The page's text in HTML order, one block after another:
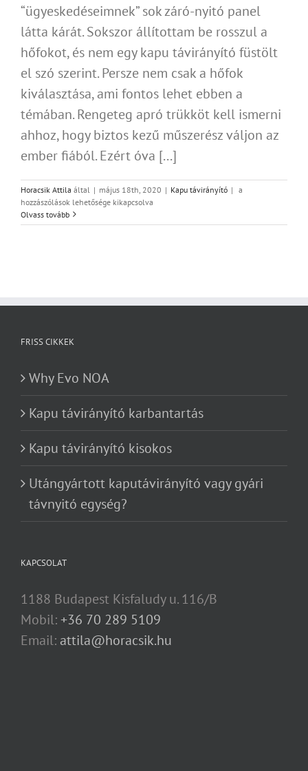
“ügyeskedéseimnek” sok záró-nyitó panel
látta kárát. Sokszor állítottam be rosszul a
hőfokot, és nem egy kapu távirányító füstölt
el szó szerint. Persze nem csak a hőfok
kiválasztása, ami fontos lehet ebben a
témában. Rengeteg apró trükköt kell ismerni
ahhoz, hogy biztos kezű műszerész váljon az
ember fiából. Ezért óva [...]
Horacsik Attila által | május 18th, 2020 | Kapu távirányító | Kapu
alatt
a
hozzászólások lehetősége kikapcsolva
Olvass tovább
FRISS CIKKEK
Why Evo NOA
Kapu távirányító karbantartás
Kapu távirányító kisokos
Utángyártott kaputávirányító vagy gyári
távnyitó egység?
KAPCSOLAT
1188 Budapest Kisfaludy u. 116/B
Mobil:+36 70 289 5109
Email: attila@horacsik.hu